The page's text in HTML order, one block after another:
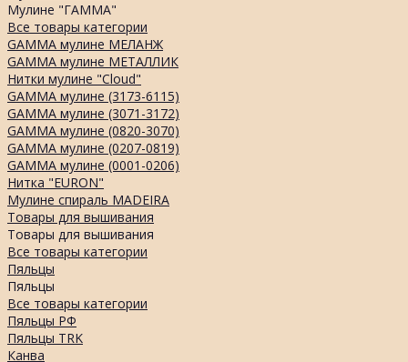
Мулине "ГАММА"
Все товары категории
GAMMA мулине МЕЛАНЖ
GAMMA мулине МЕТАЛЛИК
Нитки мулине "Cloud"
GAMMA мулине (3173-6115)
GAMMA мулине (3071-3172)
GAMMA мулине (0820-3070)
GAMMA мулине (0207-0819)
GAMMA мулине (0001-0206)
Нитка "EURON"
Мулине спираль MADEIRA
Товары для вышивания
Товары для вышивания
Все товары категории
Пяльцы
Пяльцы
Все товары категории
Пяльцы РФ
Пяльцы TRK
Канва